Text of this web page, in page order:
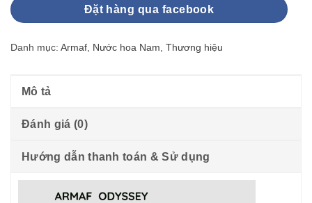
Đặt hàng qua facebook
Danh mục: Armaf Nước hoa Nam Thương hiệu
Mô tả
Đánh giá (0)
Hướng dẫn thanh toán & Sử dụng